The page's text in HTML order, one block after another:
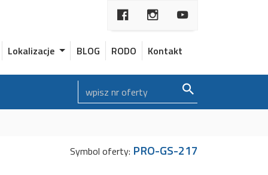
Lokalizacje BLOG RODO Kontakt
Symbol oferty: PRO-GS-217